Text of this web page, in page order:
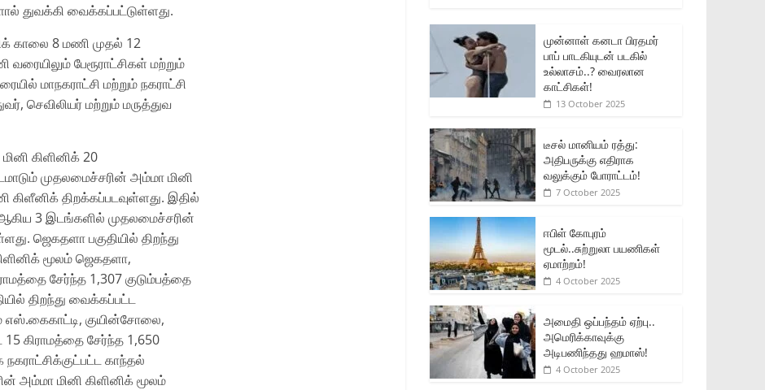
துவக்கி வைக்கப்பட்டுள்ளது.
காலை 8 மணி முதல்‌ 12
பேரூராட்சிகள்‌ மற்றும்‌
மாநகராட்சி மற்றும்‌ நகராட்சி
செவிலியர்‌ மற்றும்‌ மருத்துவ
கிளினிக்‌ 20
முதலமைச்சரின்‌ அம்மா மினி
கிளீனிக்‌ திறக்கப்படவுள்ளது. இதில்‌
3 இடங்களில்‌ முதலமைச்சரின்‌
ஜெகதளா பகுதியில்‌ திறந்து
மூலம்‌ ஜெகதளா,
சேர்ந்த 1,307 குடும்பத்தை
திறந்து வைக்கப்பட்ட
எஸ்‌.கைகாட்டி, குயின்சோலை,
கிராமத்தை சேர்ந்த 1,650
காந்தல்‌
அம்மா மினி கிளினிக்‌ மூலம்‌
முன்னாள் கனடா பிரதமர்
பாப் பாடகியுடன் படகில்
உல்லாசம்..? வைரலான
காட்சிகள்!
13 October 2025
டீசல் மானியம் ரத்து:
அதிபருக்கு எதிராக
வலுக்கும் போராட்டம்!
7 October 2025
ஈபிள் கோபுரம்
மூடல்..சுற்றுலா பயணிகள்
ஏமாற்றம்!
4 October 2025
அமைதி ஒப்பந்தம் ஏற்பு..
அமெரிக்காவுக்கு
அடிபணிந்தது ஹமாஸ்!
4 October 2025